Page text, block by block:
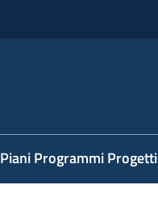
Piani Programmi Progetti